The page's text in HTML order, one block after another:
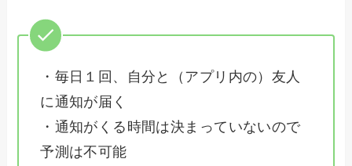
・毎日１回、自分と（アプリ内の）友人
に通知が届く
・通知がくる時間は決まっていないので
予測は不可能